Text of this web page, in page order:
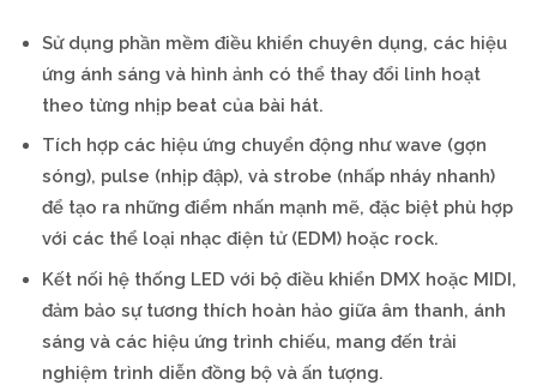
Sử dụng phần mềm điều khiển chuyên dụng, các hiệu
ứng ánh sáng và hình ảnh có thể thay đổi linh hoạt
theo từng nhịp beat của bài hát.
Tích hợp các hiệu ứng chuyển động như wave (gợn
sóng), pulse (nhịp đập), và strobe (nhấp nháy nhanh)
để tạo ra những điểm nhấn mạnh mẽ, đặc biệt phù hợp
với các thể loại nhạc điện tử (EDM) hoặc rock.
Kết nối hệ thống LED với bộ điều khiển DMX hoặc MIDI,
đảm bảo sự tương thích hoàn hảo giữa âm thanh, ánh
sáng và các hiệu ứng trình chiếu, mang đến trải
nghiệm trình diễn đồng bộ và ấn tượng.